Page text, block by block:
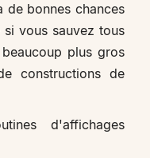
de bonnes chances
vous sauvez tous
plus gros
constructions de
d'affichages